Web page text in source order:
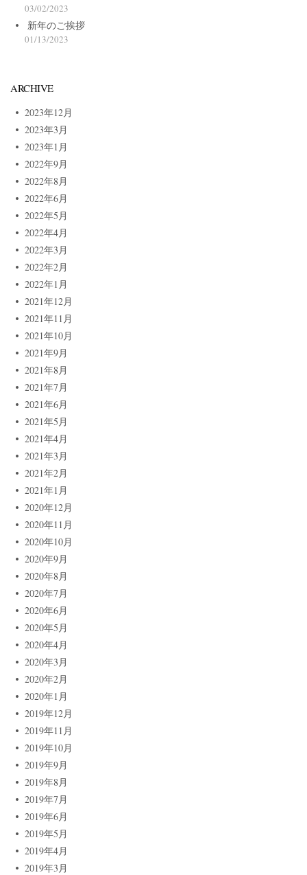
03/02/2023
新年のご挨拶
01/13/2023
ARCHIVE
2023年12月
2023年3月
2023年1月
2022年9月
2022年8月
2022年6月
2022年5月
2022年4月
2022年3月
2022年2月
2022年1月
2021年12月
2021年11月
2021年10月
2021年9月
2021年8月
2021年7月
2021年6月
2021年5月
2021年4月
2021年3月
2021年2月
2021年1月
2020年12月
2020年11月
2020年10月
2020年9月
2020年8月
2020年7月
2020年6月
2020年5月
2020年4月
2020年3月
2020年2月
2020年1月
2019年12月
2019年11月
2019年10月
2019年9月
2019年8月
2019年7月
2019年6月
2019年5月
2019年4月
2019年3月